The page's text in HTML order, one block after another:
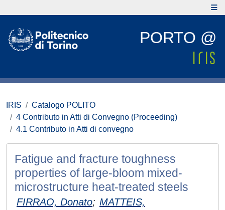
PORTO @
IRIS
Catalogo POLITO
4 Contributo in Atti di Convegno (Proceeding)
4.1 Contributo in Atti di convegno
Fatigue and fracture toughness
properties of large-bloom mixed-
microstructure heat-treated steels
FIRRAO, Donato; MATTEIS,